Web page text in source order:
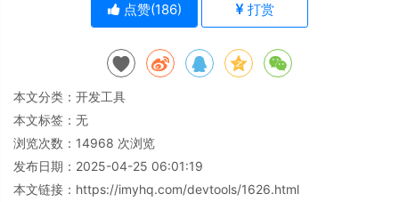
点赞(186) 打赏
本文分类： 开发工具
本文标签：无
浏览次数： 14968 次浏览
发布日期：2025-04-25 06:01:19
本文链接： https://imyhq.com/devtools/1626.html